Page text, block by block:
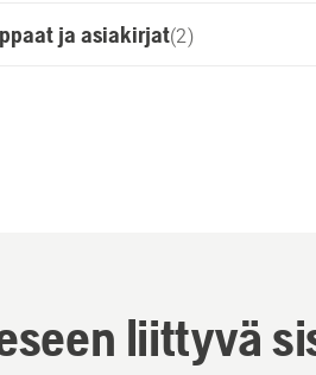
ja asiakirjat(2)
liittyvä